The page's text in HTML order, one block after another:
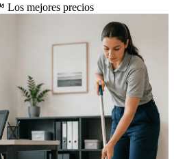
Los mejores precios